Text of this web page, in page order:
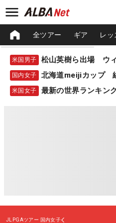
全ツアー ギア レッ
米国男子 松山英樹ら出場 ウ
国内女子 北海道meijiカップ
米国女子 最新の世界ランキン
JLPGAツアー 国内女子